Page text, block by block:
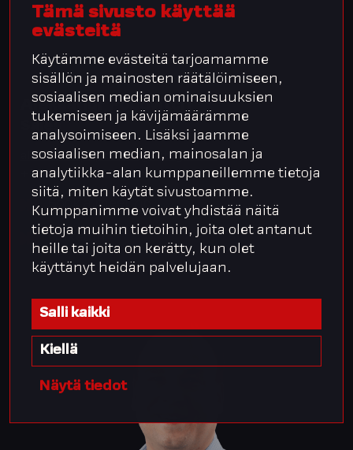
Tämä sivusto käyttää
evästeitä
Käytämme evästeitä tarjoamamme
sisällön ja mainosten räätälöimiseen,
sosiaalisen median ominaisuuksien
tukemiseen ja kävijämäärämme
analysoimiseen. Lisäksi jaamme
sosiaalisen median, mainosalan ja
analytiikka-alan kumppaneillemme tietoja
siitä, miten käytät sivustoamme.
Kumppanimme voivat yhdistää näitä
tietoja muihin tietoihin, joita olet antanut
heille tai joita on kerätty, kun olet
käyttänyt heidän palvelujaan.
Salli kaikki
Kiellä
Näytä tiedot
Aleksandr Popovitch
Sales
aleksandr.popovitch@integrata.fi
+358 40 841 2505
Book a meeting
LinkedIn